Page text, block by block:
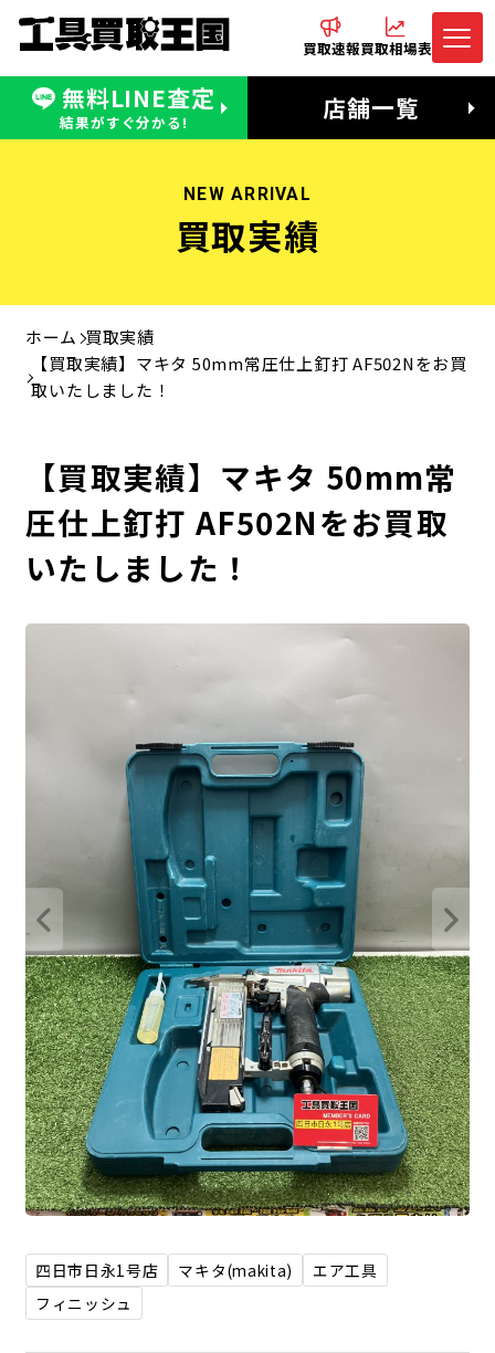
買取速報買取相場表
無料LINE査定
結果がすぐ分かる! 店舗一覧
無料LINE査定
受付：11:00〜19:00 木曜定休日
電話でお問合わせ
営業時間：11:00〜20:00
NEW ARRIVAL
買取実績
ホーム 買取実績
【買取実績】マキタ 50mm常圧仕上釘打 AF502Nをお買
取いたしました！
【買取実績】マキタ 50mm常
圧仕上釘打 AF502Nをお買取
いたしました！
四日市日永1号店 マキタ(makita)
エア工具
フィニッシュ